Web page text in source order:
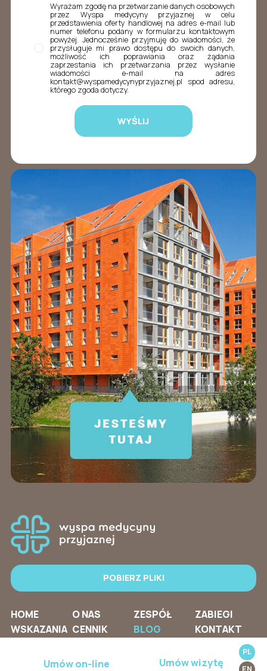
Umów on-line Umów wizytę
PL
EN
Wyrażam zgodę na przetwarzanie danych osobowych
przez Wyspa medycyny przyjaznej w celu
przedstawienia oferty handlowej na adres e-mail lub
numer telefonu podany w formularzu kontaktowym
powyżej. Jednocześnie przyjmuję do wiadomości, że
przysługuje mi prawo dostępu do swoich danych,
możliwość ich poprawiania oraz żądania
zaprzestania ich przetwarzania przez wysłanie
wiadomości e-mail na adres
kontakt@wyspamedycynyprzyjaznej.pl spod adresu,
którego zgoda dotyczy.
POBIERZ PLIKI
HOME O NAS ZESPÓŁ
ZABIEGI
WSKAZANIA CENNIK BLOG KONTAKT